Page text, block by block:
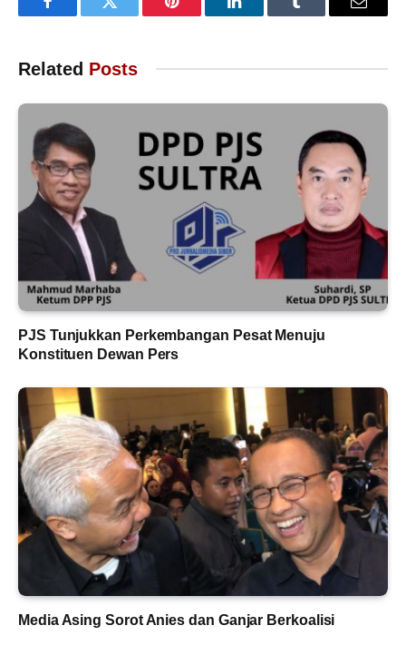
FacebookTwitter Pinterest LinkedInTumblr Email
Related Posts
PJS Tunjukkan Perkembangan Pesat Menuju
Konstituen Dewan Pers
Media Asing Sorot Anies dan Ganjar Berkoalisi